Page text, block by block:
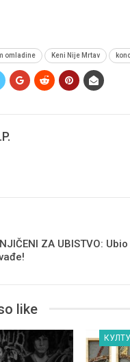
omladine Keni Nije Mrtav
ZA UBISTVO: Ubio
like